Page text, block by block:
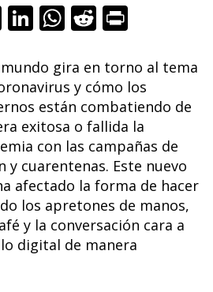
X Li
k
e
dI
n
W
at
s
A
p
p
R
d
di
t
t
gira en torno al tema
y cómo los
están combatiendo de
exitosa o fallida la
con las campañas de
y cuarentenas. Este nuevo
afectado la forma de hacer
los apretones de manos,
y la conversación cara a
digital de manera